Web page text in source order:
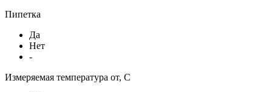
Пипетка
Да
Нет
-
Измеряемая температура от, С